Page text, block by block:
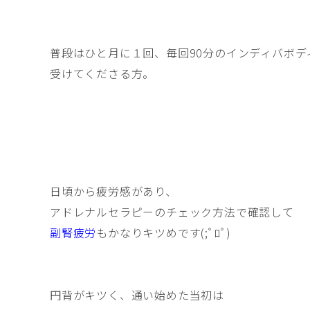
普段はひと月に１回、毎回90分のインディバボデ
受けてくださる方。
日頃から疲労感があり、
アドレナルセラピーのチェック方法で確認して
副腎疲労もかなりキツめです(;ﾟﾛﾟ)
円背がキツく、通い始めた当初は